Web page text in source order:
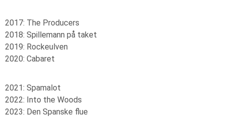
2017: The Producers
2018: Spillemann på taket
2019: Rockeulven
2020: Cabaret
2021: Spamalot
2022: Into the Woods
2023: Den Spanske flue